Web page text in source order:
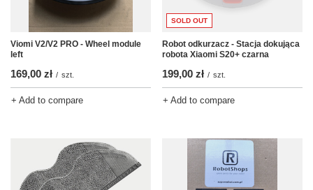
Viomi V2/V2 PRO - Wheel module
left
169,00 zł / szt.
+ Add to compare
SOLD OUT
Robot odkurzacz - Stacja dokująca
robota Xiaomi S20+ czarna
199,00 zł / szt.
+ Add to compare